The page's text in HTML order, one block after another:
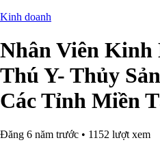
Kinh doanh
Nhân Viên Kinh
Thú Y- Thủy
Các Tỉnh Miền
Đăng 6 năm trước • 1152 lượt xem